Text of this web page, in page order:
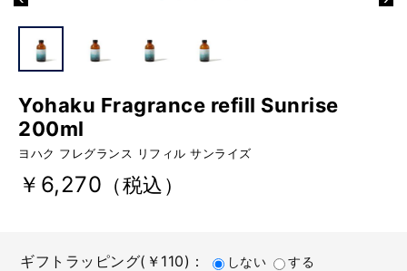
Yohaku Fragrance refill Sunrise
200ml
ヨハク フレグランス リフィル サンライズ
￥6,270 （税込）
ギフトラッピング(￥110)： しない する